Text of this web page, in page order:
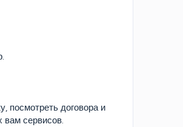
посмотреть договора и
вам сервисов.